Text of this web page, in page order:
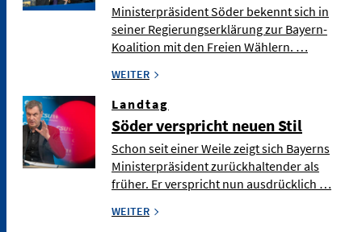
Ministerpräsident Söder bekennt sich in
seiner Regierungserklärung zur Bayern-
Koalition mit den Freien Wählern. …
WEITER
Landtag
Söder verspricht neuen Stil
Schon seit einer Weile zeigt sich Bayerns
Ministerpräsident zurückhaltender als
früher. Er verspricht nun ausdrücklich …
WEITER